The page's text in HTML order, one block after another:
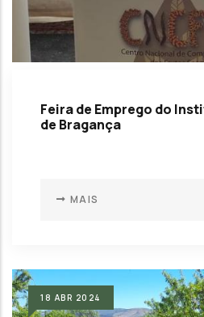
Feira de Emprego do
de Bragança
MAIS
18 ABR 2024